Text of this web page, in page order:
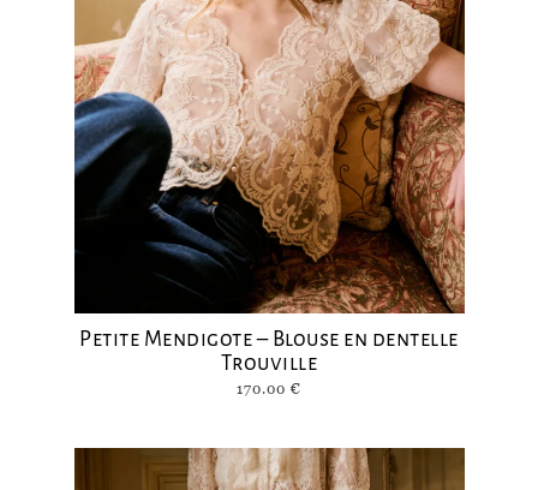
Petite Mendigote – Blouse en dentelle
Trouville
170.00 €